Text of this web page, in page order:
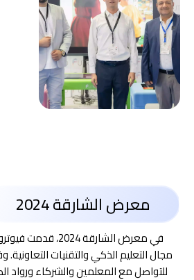
معرض الشارقة 2024
في معرض الشارقة
مجال التعليم الذكي والتقنيات
للتواصل مع المعلمين والشركاء ورواد